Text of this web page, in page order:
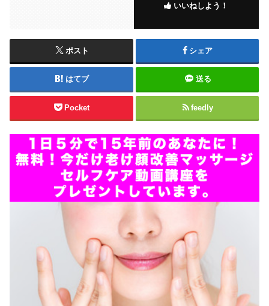
いいねしよう！
ポスト シェア
はてブ 送る
Pocket feedly